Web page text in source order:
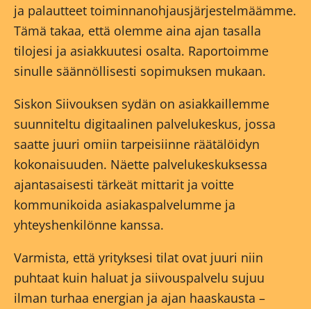
ja palautteet toiminnanohjausjärjestelmäämme.
Tämä takaa, että olemme aina ajan tasalla
tilojesi ja asiakkuutesi osalta. Raportoimme
sinulle säännöllisesti sopimuksen mukaan.
Siskon Siivouksen sydän on asiakkaillemme
suunniteltu digitaalinen palvelukeskus, jossa
saatte juuri omiin tarpeisiinne räätälöidyn
kokonaisuuden. Näette palvelukeskuksessa
ajantasaisesti tärkeät mittarit ja voitte
kommunikoida asiakaspalvelumme ja
yhteyshenkilönne kanssa.
Varmista, että yrityksesi tilat ovat juuri niin
puhtaat kuin haluat ja siivouspalvelu sujuu
ilman turhaa energian ja ajan haaskausta –